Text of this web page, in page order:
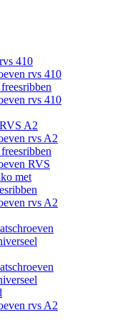
410
rvs 410
rvs 410
A2
rvs A2
RVS
met
rvs A2
rvs A2